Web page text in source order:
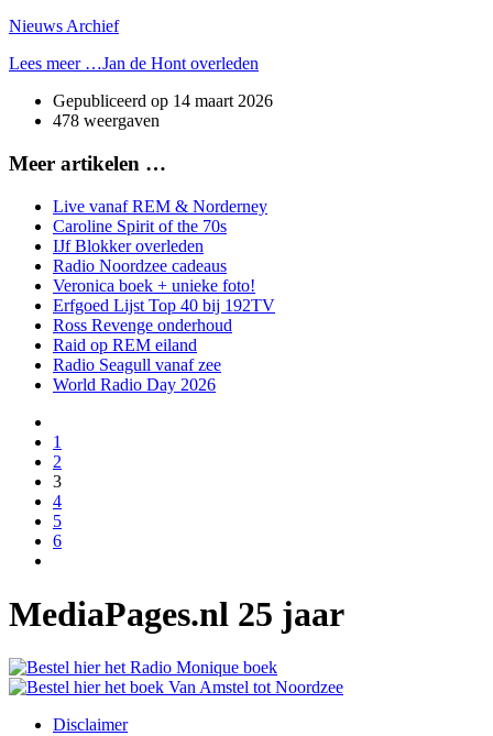
Nieuws Archief
Lees meer …Jan de Hont overleden
Gepubliceerd op 14 maart 2026
478 weergaven
Meer artikelen …
Live vanaf REM & Norderney
Caroline Spirit of the 70s
IJf Blokker overleden
Radio Noordzee cadeaus
Veronica boek + unieke foto!
Erfgoed Lijst Top 40 bij 192TV
Ross Revenge onderhoud
Raid op REM eiland
Radio Seagull vanaf zee
World Radio Day 2026
1
2
3
4
5
6
MediaPages.nl 25 jaar
Disclaimer